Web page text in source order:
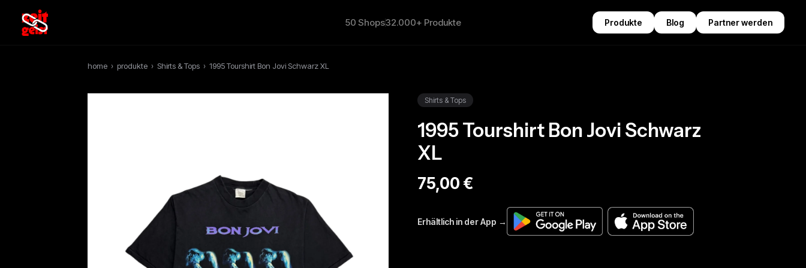
50 Shops32.000+ Produkte Produkte Blog Partner werden
home › produkte › Shirts & Tops › 1995 Tourshirt Bon Jovi Schwarz XL
Shirts & Tops
1995 Tourshirt Bon Jovi Schwarz
XL
75,00 €